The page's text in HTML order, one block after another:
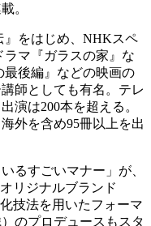
。
』をはじめ、NHKスペ
マ『ガラスの家』な
最後編』などの映画の
師としても有名。テレ
演は200本を超える。
外を含め95冊以上を出
るすごいマナー」が、
リジナルブランド
技法を用いたフォーマ
のプロデュースもスタ